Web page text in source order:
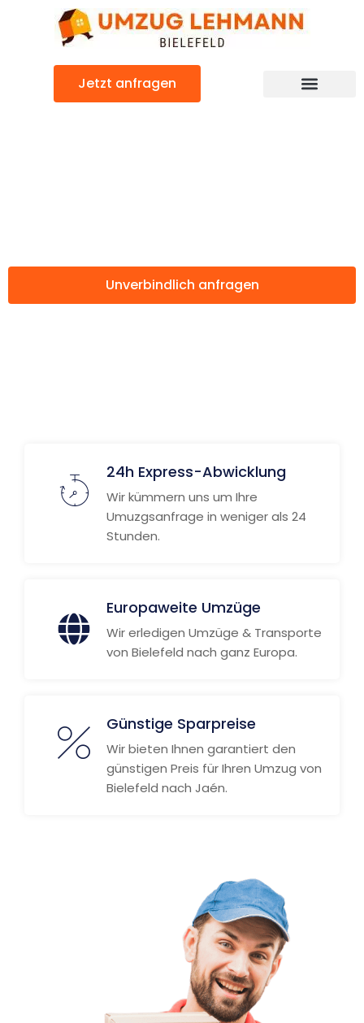
Jetzt anfragen
Unverbindlich anfragen
24h Express-Abwicklung
Wir kümmern uns um Ihre
Umuzgsanfrage in weniger als 24
Stunden.
Europaweite Umzüge
Wir erledigen Umzüge & Transporte
von Bielefeld nach ganz Europa.
Günstige Sparpreise
Wir bieten Ihnen garantiert den
günstigen Preis für Ihren Umzug von
Bielefeld nach Jaén.